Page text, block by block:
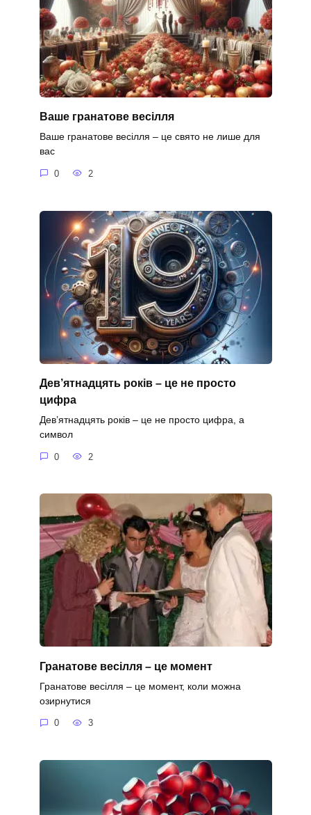
Ваше гранатове весілля
Ваше гранатове весілля – це свято не лише для
вас
0 2
Дев’ятнадцять років – це не просто
цифра
Дев’ятнадцять років – це не просто цифра, а
символ
0 2
Гранатове весілля – це момент
Гранатове весілля – це момент, коли можна
озирнутися
0 3